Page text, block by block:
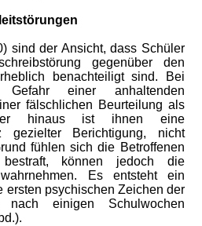
sind der Ansicht, dass Schüler
gegenüber den
benachteiligt sind. Bei
einer anhaltenden
fälschlichen Beurteilung als
hinaus ist ihnen eine
gezielter Berichtigung, nicht
fühlen sich die Betroffenen
können jedoch die
Es entsteht ein
ersten psychischen Zeichen der
nach einigen Schulwochen